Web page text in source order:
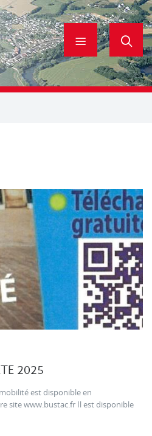
2025
mobilité est disponible en
site www.bustac.fr Il est disponible